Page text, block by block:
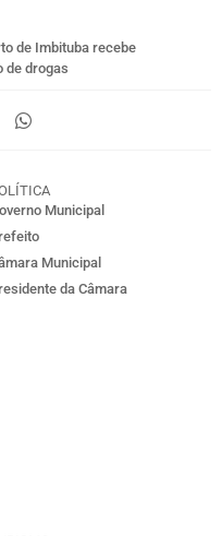
de Imbituba recebe
de drogas
Municipal
Municipal
da Câmara